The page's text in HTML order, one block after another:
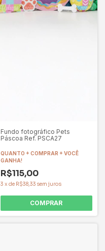
Fundo fotográfico Pets
Páscoa Ref. PSCA27
QUANTO + COMPRAR + VOCÊ
GANHA!
R$115,00
3 x de R$38,33 sem juros
COMPRAR